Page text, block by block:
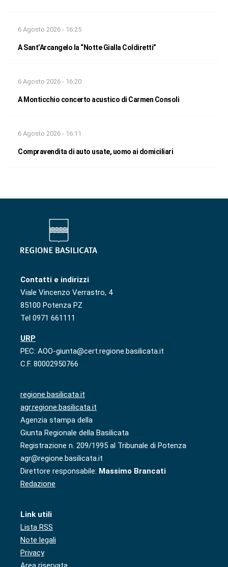
6 Agosto 2026 - 16:25
A Sant’Arcangelo la “Notte Gialla Coldiretti”
6 Agosto 2026 - 16:20
A Monticchio concerto acustico di Carmen Consoli
6 Agosto 2026 - 16:11
Compravendita di auto usate, uomo ai domiciliari
Contatti e indirizzi
Viale Vincenzo Verrastro, 4
85100 Potenza PZ
Tel 0971 661111
URP
PEC: AOO-giunta@cert.regione.basilicata.it
C.F. 80002950766
regione.basilicata.it
agr.regione.basilicata.it
Agenzia stampa della
Giunta Regionale della Basilicata
Registrazione n. 209/1995 al Tribunale di Potenza
agr@regione.basilicata.it
Direttore responsabile: Massimo Brancati
Redazione
Link utili
Lista RSS
Note legali
Privacy